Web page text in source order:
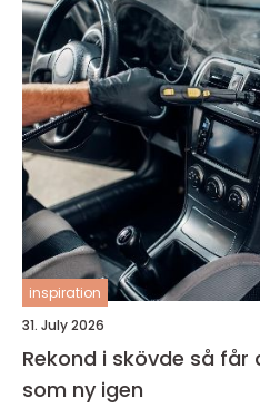
inspiration
31. July 2026
Rekond i skövde så får du bilen att kännas
som ny igen